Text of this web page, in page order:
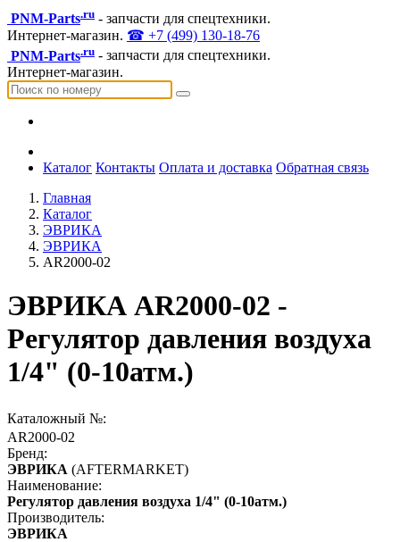
PNM-Parts.ru - запчасти для спецтехники.
Интернет-магазин. ☎ +7 (499) 130-18-76
PNM-Parts.ru - запчасти для спецтехники.
Интернет-магазин.
Каталог Контакты Оплата и доставка Обратная связь
Главная
Каталог
ЭВРИКА
ЭВРИКА
AR2000-02
ЭВРИКА AR2000-02 -
Регулятор давления воздуха
1/4" (0-10атм.)
Каталожный №:
AR2000-02
Бренд:
ЭВРИКА (AFTERMARKET)
Наименование:
Регулятор давления воздуха 1/4" (0-10атм.)
Производитель:
ЭВРИКА